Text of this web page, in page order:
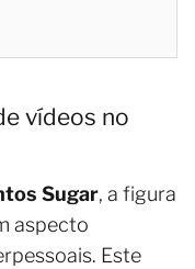
vídeos no
Sugar, a figura
aspecto
Este